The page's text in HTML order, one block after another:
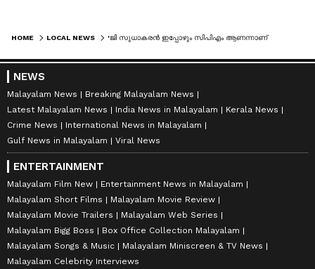
HOME LOCAL NEWS
NEWS
Malayalam News
Breaking Malayalam News
Latest Malayalam News
India News in Malayalam
Kerala News
Crime News
International News in Malayalam
Gulf News in Malayalam
Viral News
ENTERTAINMENT
Malayalam Film New
Entertainment News in Malayalam
Malayalam Short Films
Malayalam Movie Review
Malayalam Movie Trailers
Malayalam Web Series
Malayalam Bigg Boss
Box Office Collection Malayalam
Malayalam Songs & Music
Malayalam Miniscreen & TV News
Malayalam Celebrity Interviews